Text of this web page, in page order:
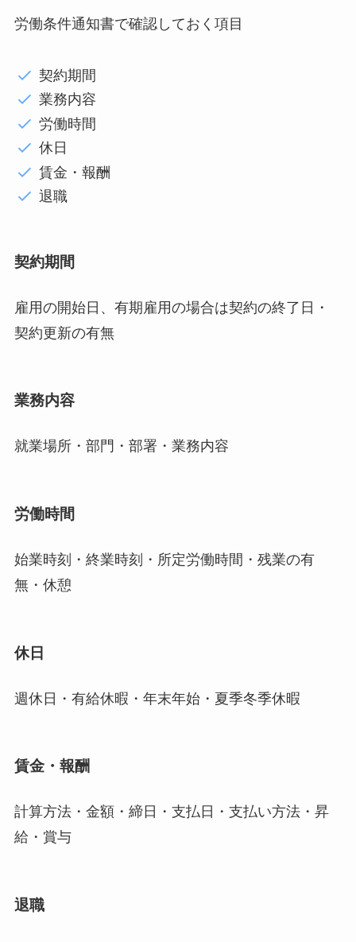
労働条件通知書で確認しておく項目
契約期間
業務内容
労働時間
休日
賃金・報酬
退職
契約期間
雇用の開始日、有期雇用の場合は契約の終了日・
契約更新の有無
業務内容
就業場所・部門・部署・業務内容
労働時間
始業時刻・終業時刻・所定労働時間・残業の有
無・休憩
休日
週休日・有給休暇・年末年始・夏季冬季休暇
賃金・報酬
計算方法・金額・締日・支払日・支払い方法・昇
給・賞与
退職